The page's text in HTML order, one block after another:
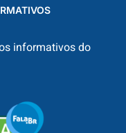
informativos do